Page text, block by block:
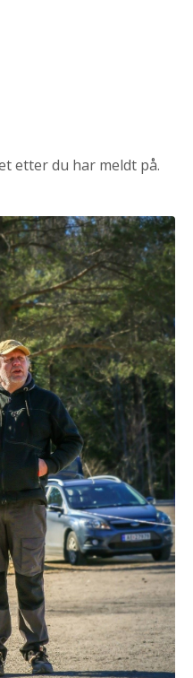
etter du har meldt på.